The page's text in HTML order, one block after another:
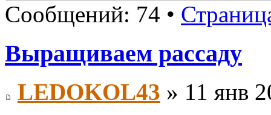
Сообщений: 74 •
Выращиваем рассаду
LEDOKOL43 » 11 янв